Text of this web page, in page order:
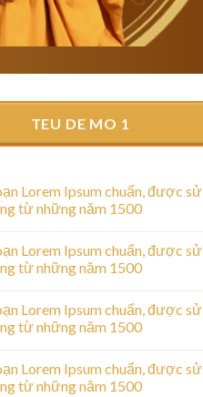
TEU DE MO 1
Lorem Ipsum chuẩn, được sử
từ những năm 1500
Lorem Ipsum chuẩn, được sử
từ những năm 1500
Lorem Ipsum chuẩn, được sử
từ những năm 1500
Lorem Ipsum chuẩn, được sử
từ những năm 1500